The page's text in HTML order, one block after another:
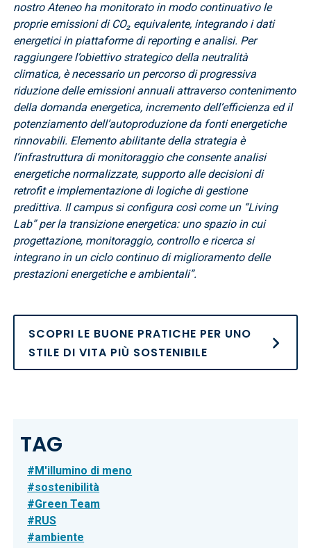
nostro Ateneo ha monitorato in modo continuativo le
proprie emissioni di CO₂ equivalente, integrando i dati
energetici in piattaforme di reporting e analisi. Per
raggiungere l’obiettivo strategico della neutralità
climatica, è necessario un percorso di progressiva
riduzione delle emissioni annuali attraverso contenimento
della domanda energetica, incremento dell’efficienza ed il
potenziamento dell’autoproduzione da fonti energetiche
rinnovabili. Elemento abilitante della strategia è
l’infrastruttura di monitoraggio che consente analisi
energetiche normalizzate, supporto alle decisioni di
retrofit e implementazione di logiche di gestione
predittiva. Il campus si configura così come un “Living
Lab” per la transizione energetica: uno spazio in cui
progettazione, monitoraggio, controllo e ricerca si
integrano in un ciclo continuo di miglioramento delle
prestazioni energetiche e ambientali”.
SCOPRI LE BUONE PRATICHE PER UNO
STILE DI VITA PIÙ SOSTENIBILE
TAG
M'illumino di meno
sostenibilità
Green Team
RUS
ambiente